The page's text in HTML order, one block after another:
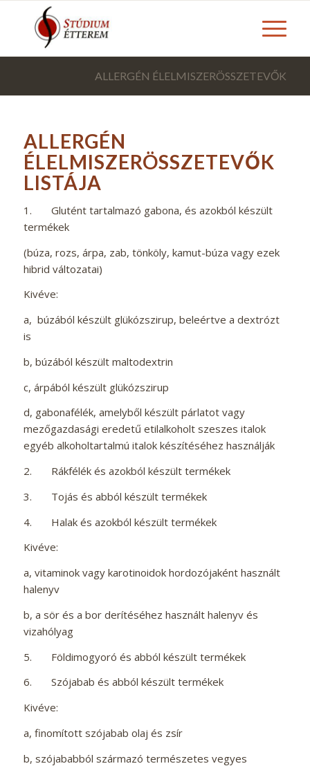
ALLERGÉN ÉLELMISZERÖSSZETEVŐK
ALLERGÉN
ÉLELMISZERÖSSZETEVŐK
LISTÁJA
1. Glutént tartalmazó gabona, és azokból készült
termékek
(búza, rozs, árpa, zab, tönköly, kamut-búza vagy ezek
hibrid változatai)
Kivéve:
a, búzából készült glükózszirup, beleértve a dextrózt
is
b, búzából készült maltodextrin
c, árpából készült glükózszirup
d, gabonafélék, amelyből készült párlatot vagy
mezőgazdasági eredetű etilalkoholt szeszes italok
egyéb alkoholtartalmú italok készítéséhez használják
2. Rákfélék és azokból készült termékek
3. Tojás és abból készült termékek
4. Halak és azokból készült termékek
Kivéve:
a, vitaminok vagy karotinoidok hordozójaként használt
halenyv
b, a sör és a bor derítéséhez használt halenyv és
vizahólyag
5. Földimogyoró és abból készült termékek
6. Szójabab és abból készült termékek
Kivéve:
a, finomított szójabab olaj és zsír
b, szójababból származó természetes vegyes